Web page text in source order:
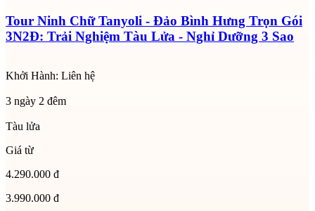
Tour Ninh Chữ Tanyoli - Đảo Bình Hưng Trọn Gói
3N2Đ: Trải Nghiệm Tàu Lửa - Nghỉ Dưỡng 3 Sao
Khởi Hành: Liên hệ
3 ngày 2 đêm
Tàu lửa
Giá từ
4.290.000 đ
3.990.000 đ